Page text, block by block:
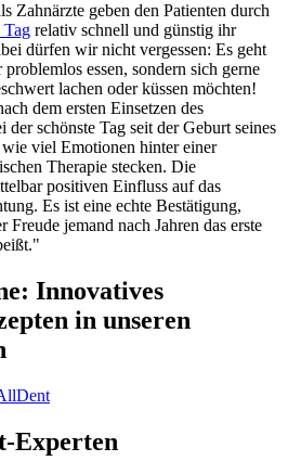
Zahnärzte geben den Patienten durch
Tag relativ schnell und günstig ihr
dürfen wir nicht vergessen: Es geht
essen, sondern sich gerne
lachen oder küssen möchten!
dem ersten Einsetzen des
der schönste Tag seit der Geburt seines
viel Emotionen hinter einer
Therapie stecken. Die
positiven Einfluss auf das
Es ist eine echte Bestätigung,
jemand nach Jahren das erste
Innovatives
in unseren
Experten